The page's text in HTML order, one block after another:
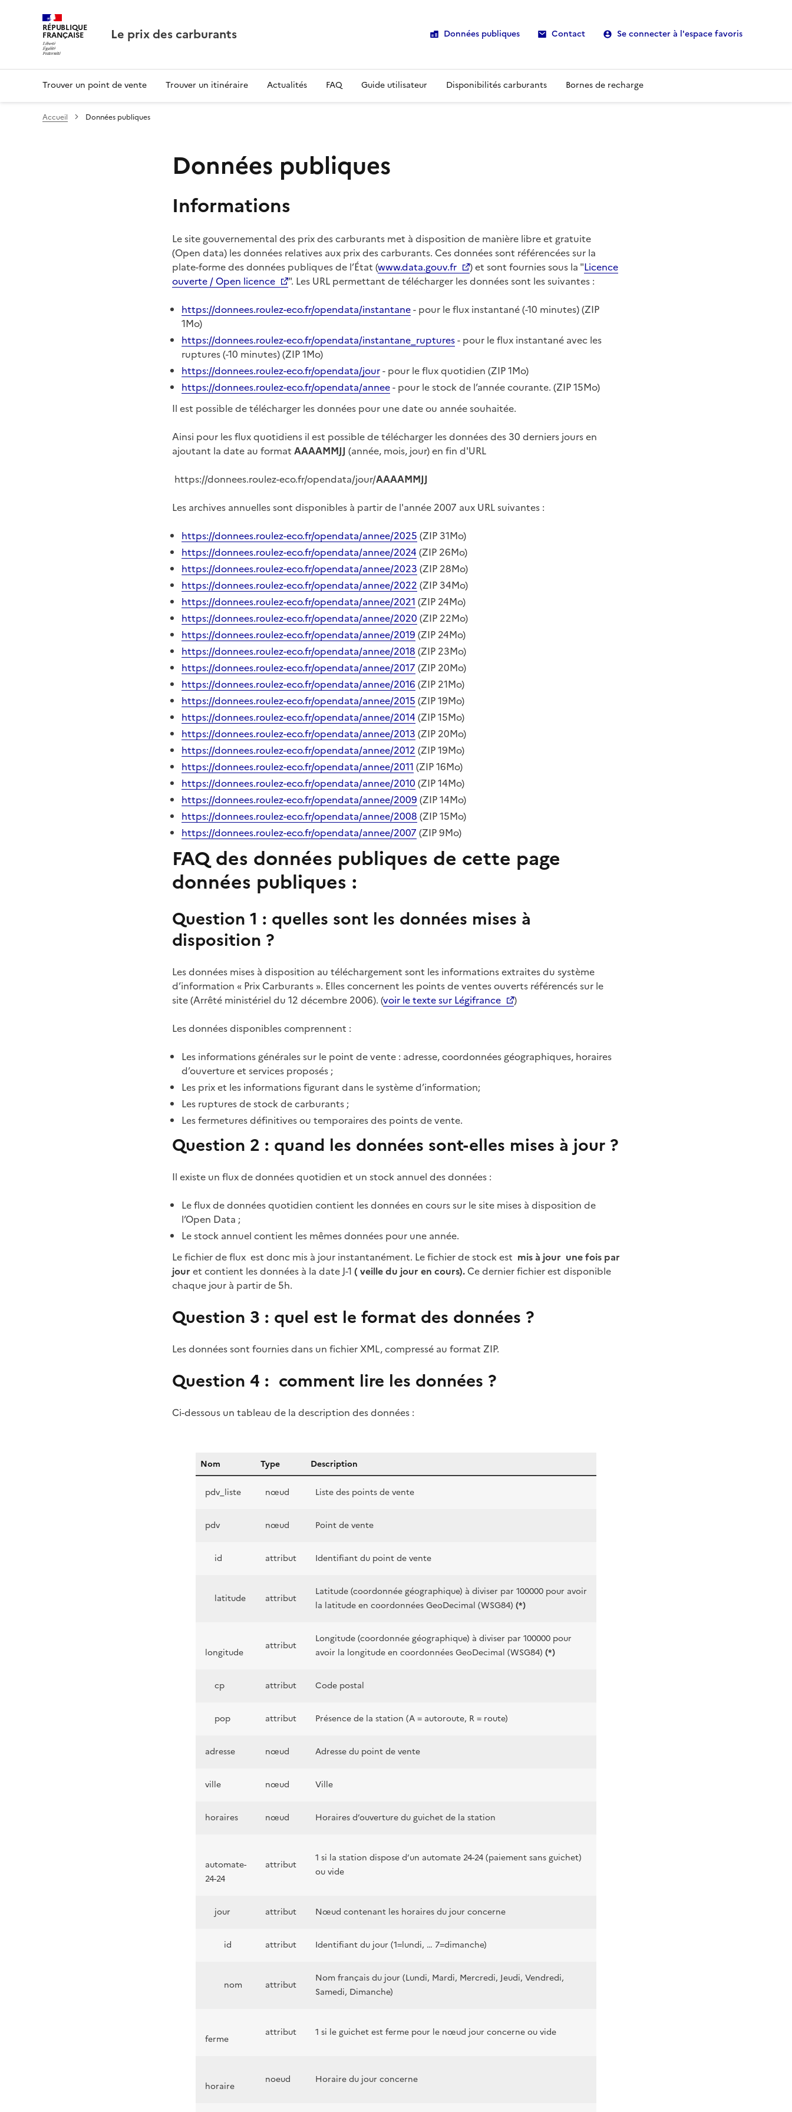
RÉPUBLIQUE
FRANÇAISE Le prix des carburants Données publiques Contact Se connecter à l'espace favoris
Trouver un point de vente Trouver un itinéraire Actualités FAQ Guide utilisateur Disponibilités carburants Bornes de recharge
Accueil Données publiques
Données publiques
Informations
Le site gouvernemental des prix des carburants met à disposition de manière libre et gratuite
(Open data) les données relatives aux prix des carburants. Ces données sont référencées sur la
plate-forme des données publiques de l’État (www.data.gouv.fr ) et sont fournies sous la "Licence
ouverte / Open licence
". Les URL permettant de télécharger les données sont les suivantes :
https://donnees.roulez-eco.fr/opendata/instantane- pour le flux instantané (-10 minutes) (ZIP
1Mo)
https://donnees.roulez-eco.fr/opendata/instantane_ruptures- pour le flux instantané avec les
ruptures (-10 minutes) (ZIP 1Mo)
https://donnees.roulez-eco.fr/opendata/jour- pour le flux quotidien (ZIP 1Mo)
https://donnees.roulez-eco.fr/opendata/annee- pour le stock de l’année courante. (ZIP 15Mo)
Il est possible de télécharger les données pour une date ou année souhaitée.
Ainsi pour les flux quotidiens il est possible de télécharger les données des 30 derniers jours en
ajoutant la date au format AAAAMMJJ (année, mois, jour) en fin d'URL
https://donnees.roulez-eco.fr/opendata/jour/AAAAMMJJ
Les archives annuelles sont disponibles à partir de l'année 2007 aux URL suivantes :
https://donnees.roulez-eco.fr/opendata/annee/2025 (ZIP 31Mo)
https://donnees.roulez-eco.fr/opendata/annee/2024 (ZIP 26Mo)
https://donnees.roulez-eco.fr/opendata/annee/2023 (ZIP 28Mo)
https://donnees.roulez-eco.fr/opendata/annee/2022 (ZIP 34Mo)
https://donnees.roulez-eco.fr/opendata/annee/2021 (ZIP 24Mo)
https://donnees.roulez-eco.fr/opendata/annee/2020 (ZIP 22Mo)
https://donnees.roulez-eco.fr/opendata/annee/2019 (ZIP 24Mo)
https://donnees.roulez-eco.fr/opendata/annee/2018 (ZIP 23Mo)
https://donnees.roulez-eco.fr/opendata/annee/2017 (ZIP 20Mo)
https://donnees.roulez-eco.fr/opendata/annee/2016 (ZIP 21Mo)
https://donnees.roulez-eco.fr/opendata/annee/2015 (ZIP 19Mo)
https://donnees.roulez-eco.fr/opendata/annee/2014 (ZIP 15Mo)
https://donnees.roulez-eco.fr/opendata/annee/2013 (ZIP 20Mo)
https://donnees.roulez-eco.fr/opendata/annee/2012 (ZIP 19Mo)
https://donnees.roulez-eco.fr/opendata/annee/2011 (ZIP 16Mo)
https://donnees.roulez-eco.fr/opendata/annee/2010 (ZIP 14Mo)
https://donnees.roulez-eco.fr/opendata/annee/2009 (ZIP 14Mo)
https://donnees.roulez-eco.fr/opendata/annee/2008 (ZIP 15Mo)
https://donnees.roulez-eco.fr/opendata/annee/2007 (ZIP 9Mo)
FAQ des données publiques de cette page
données publiques :​
Question 1 : quelles sont les données mises à
disposition ?
Les données mises à disposition au téléchargement sont les informations extraites du système
d’information « Prix Carburants ». Elles concernent les points de ventes ouverts référencés sur le
site (Arrêté ministériel du 12 décembre 2006). (voir le texte sur Légifrance
)
Les données disponibles comprennent :
Les informations générales sur le point de vente : adresse, coordonnées géographiques, horaires
d’ouverture et services proposés ;
Les prix et les informations figurant dans le système d’information;
Les ruptures de stock de carburants ;
Les fermetures définitives ou temporaires des points de vente.
Question 2 : quand les données sont-elles mises à jour ?
Il existe un flux de données quotidien et un stock annuel des données :
Le flux de données quotidien contient les données en cours sur le site mises à disposition de
l’Open Data ;
Le stock annuel contient les mêmes données pour une année.
Le fichier de flux est donc mis à jour instantanément. Le fichier de stock est mis à jour une fois par
jour et contient les données à la date J-1 ( veille du jour en cours). Ce dernier fichier est disponible
chaque jour à partir de 5h.
Question 3 : quel est le format des données ?
Les données sont fournies dans un fichier XML, compressé au format ZIP.
Question 4 : comment lire les données ?
Ci-dessous un tableau de la description des données :
Nom Type Description
pdv_liste nœud Liste des points de vente
pdv nœud Point de vente
id attribut Identifiant du point de vente
latitude attribut
Latitude (coordonnée géographique) à diviser par 100000 pour avoir
la latitude en coordonnées GeoDecimal (WSG84) (*)
longitude
attribut
Longitude (coordonnée géographique) à diviser par 100000 pour
avoir la longitude en coordonnées GeoDecimal (WSG84) (*)
cp attribut Code postal
pop attribut Présence de la station (A = autoroute, R = route)
adresse nœud Adresse du point de vente
ville nœud Ville
horaires nœud Horaires d’ouverture du guichet de la station
automate-
24-24
attribut
1 si la station dispose d’un automate 24-24 (paiement sans guichet)
ou vide
jour attribut Nœud contenant les horaires du jour concerne
id attribut Identifiant du jour (1=lundi, … 7=dimanche)
nom attribut
Nom français du jour (Lundi, Mardi, Mercredi, Jeudi, Vendredi,
Samedi, Dimanche)
ferme
attribut 1 si le guichet est ferme pour le nœud jour concerne ou vide
horaire
noeud Horaire du jour concerne